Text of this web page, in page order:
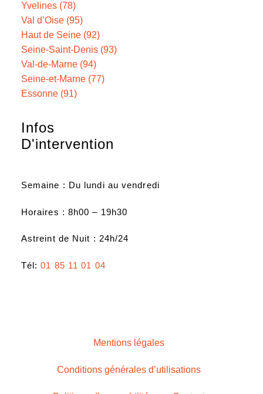
Yvelines (78)
Val d’Oise (95)
Haut de Seine (92)
Seine-Saint-Denis (93)
Val-de-Marne (94)
Seine-et-Marne (77)
Essonne (91)
Infos
D'intervention
Semaine : Du lundi au vendredi
Horaires : 8h00 – 19h30
Astreint de Nuit : 24h/24
Tél:01 85 11 01 04
Mentions légales
Conditions générales d’utilisations